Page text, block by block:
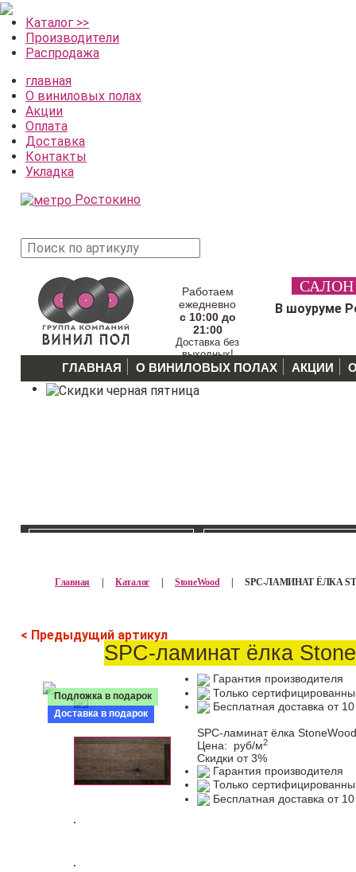
Каталог >>
Производители
Распродажа
главная
О виниловых полах
Акции
Оплата
Доставка
Контакты
Укладка
Ростокино
товара
Работаем
ежедневно
с 10:00 до
21:00
Доставка без
выходных!
В шоуруме
ГЛАВНАЯ О ВИНИЛОВЫХ ПОЛАХ АКЦИИ
Главная Каталог StoneWood SPC-ЛАМИНАТ ЁЛКА
< Предыдущий артикул
SPC-ламинат ёлка
Подложка в подарок
Доставка в подарок
Гарантия производителя
Только
Бесплатная доставка от
SPC-ламинат ёлка
Цена:
руб/м2
Скидки от 3%
Гарантия производителя
Только
Бесплатная доставка от